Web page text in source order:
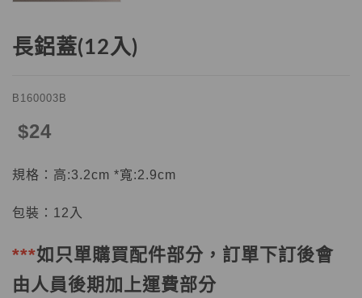
長鋁蓋(12入)
B160003B
$24
規格：高:3.2cm *寬:2.9cm
包裝：12入
***如只單購買配件部分，訂單下訂後會
由人員後期加上運費部分